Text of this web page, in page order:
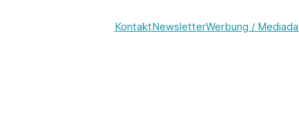
KontaktNewsletterWerbung /